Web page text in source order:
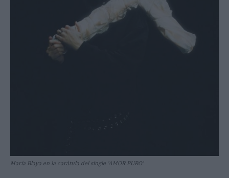
María Blaya en la carátula del single 'AMOR PURO'